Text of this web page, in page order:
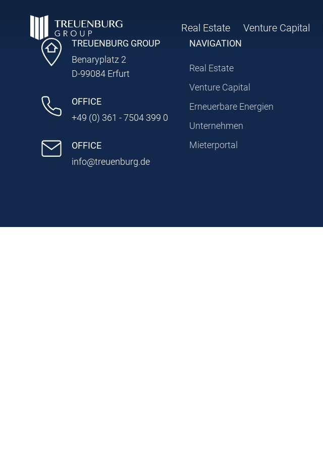
Real Estate Venture Capital
TREUENBURG GROUP
Benaryplatz 2
D-99084 Erfurt
OFFICE
+49 (0) 361 - 7504 399 0
OFFICE
info@treuenburg.de
NAVIGATION
Real Estate
Venture Capital
Erneuerbare Energien
Unternehmen
Mieterportal